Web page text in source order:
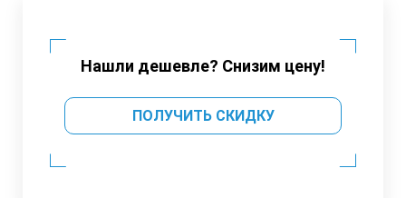
Нашли дешевле? Снизим цену!
ПОЛУЧИТЬ СКИДКУ